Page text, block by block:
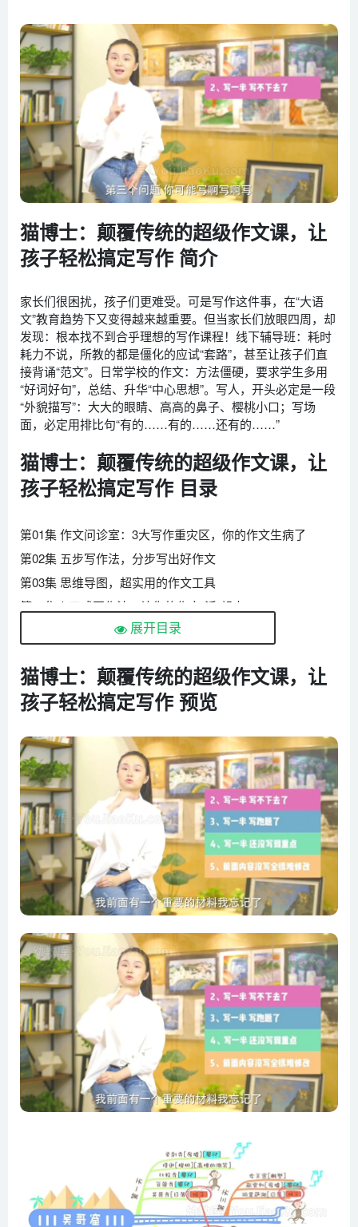
猫博士：颠覆传统的超级作文课，让
孩子轻松搞定写作 简介
家长们很困扰，孩子们更难受。可是写作这件事，在“大语
文”教育趋势下又变得越来越重要。但当家长们放眼四周，却
发现：根本找不到合乎理想的写作课程！线下辅导班：耗时
耗力不说，所教的都是僵化的应试“套路”，甚至让孩子们直
接背诵“范文”。日常学校的作文：方法僵硬，要求学生多用
“好词好句”，总结、升华“中心思想”。写人，开头必定是一段
“外貌描写”：大大的眼睛、高高的鼻子、樱桃小口；写场
面，必定用排比句“有的……有的……还有的……”
猫博士：颠覆传统的超级作文课，让
孩子轻松搞定写作 目录
第01集 作文问诊室：3大写作重灾区，你的作文生病了
第02集 五步写作法，分步写出好作文
第03集 思维导图，超实用的作文工具
第04集丨五感写作法，让你的作文“活”起来
第05集丨5W1H问题引导法 写出打动人心的好作文
第07集丨故事结构法让作文充满吸引力
第08集丨神奇的3 让作文自带节奏感
第10集丨五花肉写作法
第11集丨鱼骨头写作法
第12集丨轻松破解考试作文
展开目录
猫博士：颠覆传统的超级作文课，让
孩子轻松搞定写作 预览